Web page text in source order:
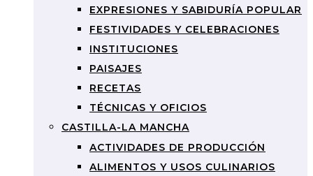
EXPRESIONES Y SABIDURÍA POPULAR
FESTIVIDADES Y CELEBRACIONES
INSTITUCIONES
PAISAJES
RECETAS
TÉCNICAS Y OFICIOS
CASTILLA-LA MANCHA
ACTIVIDADES DE PRODUCCIÓN
ALIMENTOS Y USOS CULINARIOS